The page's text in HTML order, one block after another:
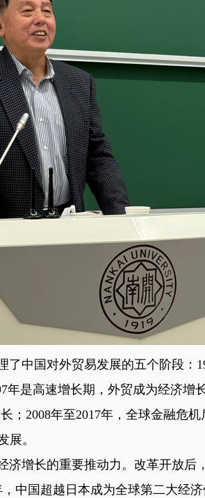
中国对外贸易发展的五个阶段：
年是高速增长期，外贸成为经济增
；2008年至2017年，全球金融危
展。
增长的重要推动力。改革开放后
中国超越日本成为全球第二大经